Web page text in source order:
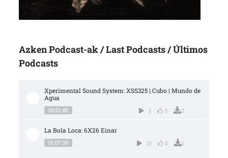
Azken Podcast-ak / Last Podcasts / Últimos
Podcasts
Xperimental Sound System: XSS325 | Cubo | Mundo de
Agua
00:51:45 3 0 0
La Bola Loca: 6X26 Einar
01:07:39 10 0 1